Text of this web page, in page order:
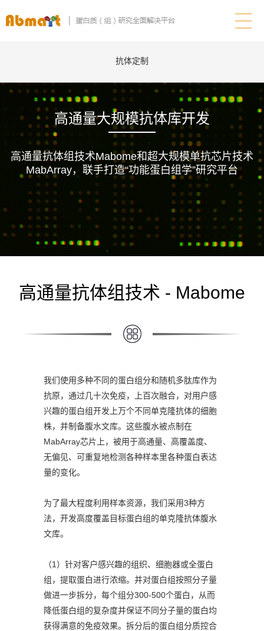
抗体定制
高通量大规模抗体库开发
高通量抗体组技术Mabome和超大规模单抗芯片技术
MabArray，联手打造“功能蛋白组学”研究平台
高通量抗体组技术 - Mabome
我们使用多种不同的蛋白组分和随机多肽库作为
抗原，通过几十次免疫，上百次融合，对用户感
兴趣的蛋白组开发上万个不同单克隆抗体的细胞
株，并制备腹水文库。这些腹水被点制在
MabArray芯片上，被用于高通量、高覆盖度、
无偏见、可重复地检测各种样本里各种蛋白表达
量的变化。
为了最大程度利用样本资源，我们采用3种方
法，开发高度覆盖目标蛋白组的单克隆抗体腹水
文库。
（1）针对客户感兴趣的组织、细胞器或全蛋白
组，提取蛋白进行浓缩。并对蛋白组按照分子量
做进一步拆分，每个组分300-500个蛋白，从而
降低蛋白组的复杂度并保证不同分子量的蛋白均
获得满意的免疫效果。拆分后的蛋白组分质控合